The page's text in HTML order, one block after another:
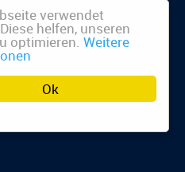
Ok
verwendet
helfen, unseren
optimieren. Weitere